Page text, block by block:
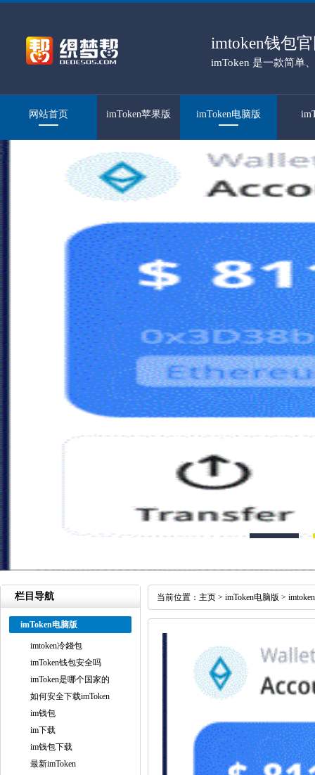
imtoken钱包
imToken 是一款简单
网站首页 imToken苹果版 imToken电脑版
栏目导航
imToken电脑版
imtoken冷錢包
imToken钱包安全吗
imToken是哪个国家的
如何安全下载imToken
im钱包
im下载
im钱包下载
最新imToken
当前位置： 主页 > imToken电脑版 >